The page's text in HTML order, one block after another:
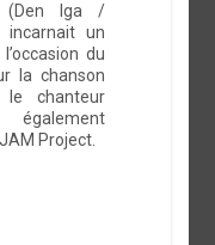
(Den Iga /
incarnait un
du
la chanson
le chanteur
également
Project.